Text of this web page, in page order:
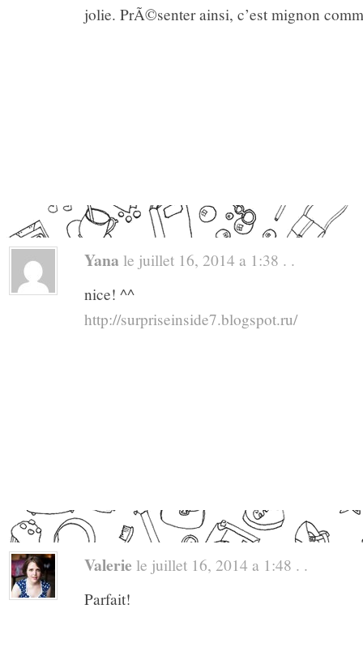
jolie. PrÃ©senter ainsi, c’est mignon
Yana le juillet 16, 2014 a 1:38 . .
nice! ^^
http://surpriseinside7.blogspot.ru/
Valerie le juillet 16, 2014 a 1:48 . .
Parfait!